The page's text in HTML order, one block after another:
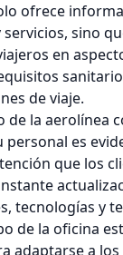
ofrece
sino
en
de viaje.
de la aerolínea
personal es
que los
tecnologías y
de la oficina
adaptarse a